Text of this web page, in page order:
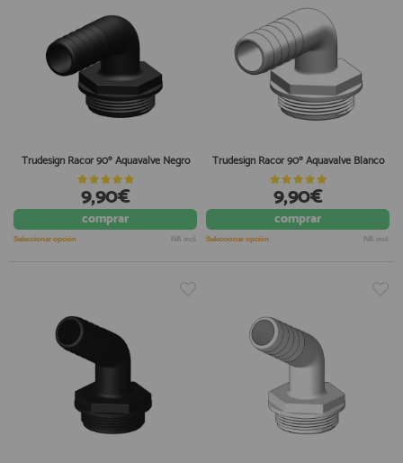
Trudesign Racor 90º Aquavalve Negro
9,90€
comprar
Seleccionar opción IVA incl.
Trudesign Racor 90º Aquavalve Blanco
9,90€
comprar
Seleccionar opción IVA incl.